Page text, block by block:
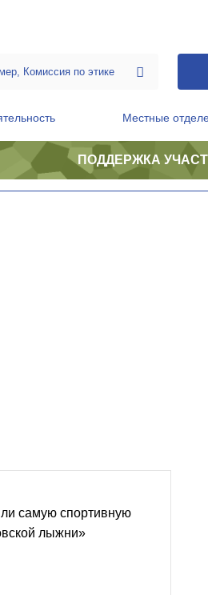
Местные
ПОДДЕРЖКА
самую спортивную
лыжни»